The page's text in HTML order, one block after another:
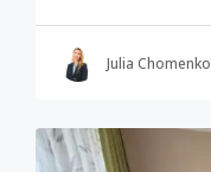
Julia Chomenko